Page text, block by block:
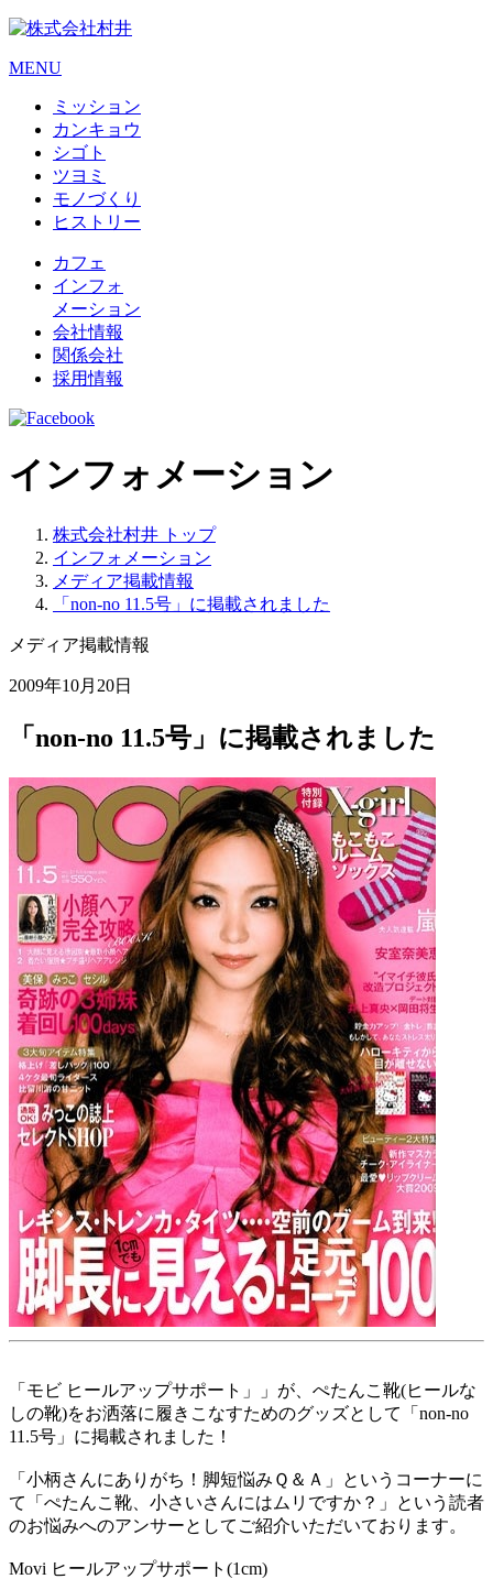
MENU
ミッション
カンキョウ
シゴト
ツヨミ
モノづくり
ヒストリー
カフェ
インフォ
メーション
会社情報
関係会社
採用情報
インフォメーション
株式会社村井 トップ
インフォメーション
メディア掲載情報
「non-no 11.5号」に掲載されました
メディア掲載情報
2009年10月20日
「non-no 11.5号」に掲載されました
「モビ ヒールアップサポート」」が、ぺたんこ靴(ヒールな
しの靴)をお洒落に履きこなすためのグッズとして「non-no
11.5号」に掲載されました！
「小柄さんにありがち！脚短悩みＱ＆Ａ」というコーナーに
て「ぺたんこ靴、小さいさんにはムリですか？」という読者
のお悩みへのアンサーとしてご紹介いただいております。
Movi ヒールアップサポート(1cm)